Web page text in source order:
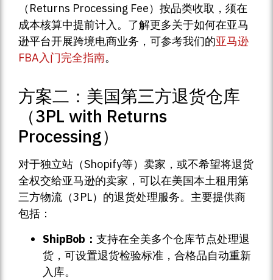
（Returns Processing Fee）按品类收取，须在
成本核算中提前计入。了解更多关于如何在亚马
逊平台开展跨境电商业务，可参考我们的亚马逊
FBA入门完全指南。
方案二：美国第三方退货仓库
（3PL with Returns
Processing）
对于独立站（Shopify等）卖家，或不希望将退货
全权交给亚马逊的卖家，可以在美国本土租用第
三方物流（3PL）的退货处理服务。主要提供商
包括：
ShipBob： 支持在全美多个仓库节点处理退
货，可设置退货检验标准，合格品自动重新
入库。